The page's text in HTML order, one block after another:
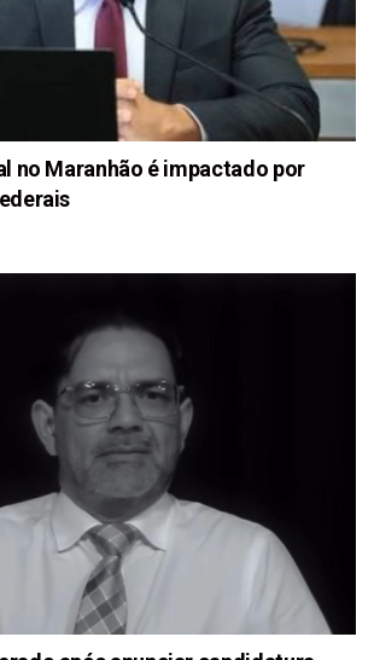
no Maranhão é impactado por